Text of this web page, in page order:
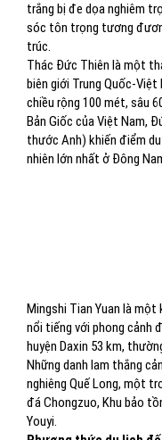
trắng bị đe dọa nghiêm
sóc tôn trọng tương
trúc.
Thác Đức Thiên là một
biên giới Trung Quốc-
chiều rộng 100 mét, sâu
Bản Giốc của Việt Nam,
thước Anh) khiến điểm
nhiên lớn nhất ở Đông
Mingshi Tian Yuan là một
nổi tiếng với phong cảnh
huyện Daxin 53 km,
Những danh lam thắng
nghiêng Quế Long, một
đá Chongzuo, Khu bảo
Youyi.